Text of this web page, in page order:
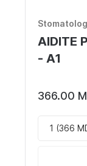
AIDITE
- A1
366.00
1 (366